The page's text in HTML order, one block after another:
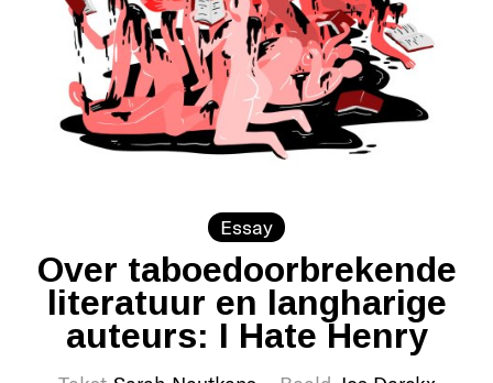
Essay
Over taboedoorbrekende
literatuur en langharige
auteurs: I Hate Henry